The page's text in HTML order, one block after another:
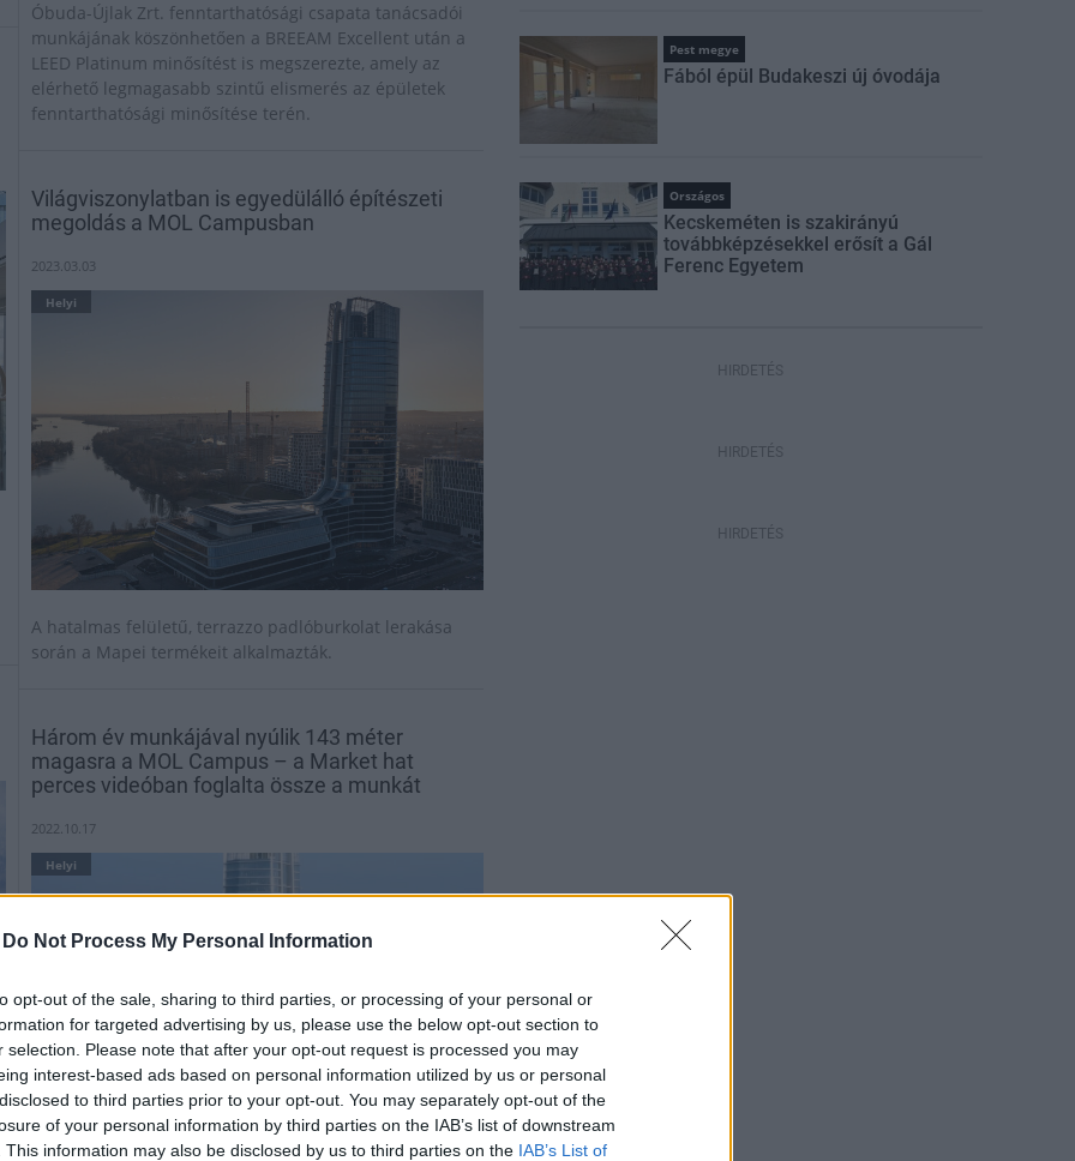
Do Not Process My Personal Information
opt-out of the sale, sharing to third parties, or processing of your personal or
for targeted advertising by us, please use the below opt-out section to
selection. Please note that after your opt-out request is processed you may
interest-based ads based on personal information utilized by us or personal
to third parties prior to your opt-out. You may separately opt-out of the
of your personal information by third parties on the IAB’s list of downstream
This information may also be disclosed by us to third parties on the IAB’s List of
Óbuda-Újlak Zrt. fenntarthatósági csapata tanácsadói
munkájának köszönhetően a BREEAM Excellent után a
LEED Platinum minősítést is megszerezte, amely az
elérhető legmagasabb szintű elismerés az épületek
fenntarthatósági minősítése terén.
Világviszonylatban is egyedülálló építészeti
megoldás a MOL Campusban
2023.03.03
Helyi
A hatalmas felületű, terrazzo padlóburkolat lerakása
során a Mapei termékeit alkalmazták.
Három év munkájával nyúlik 143 méter
magasra a MOL Campus – a Market hat
perces videóban foglalta össze a munkát
2022.10.17
Helyi
Pest megye
Fából épül Budakeszi új óvodája
Országos
Kecskeméten is szakirányú
továbbképzésekkel erősít a Gál
Ferenc Egyetem
HIRDETÉS
HIRDETÉS
HIRDETÉS